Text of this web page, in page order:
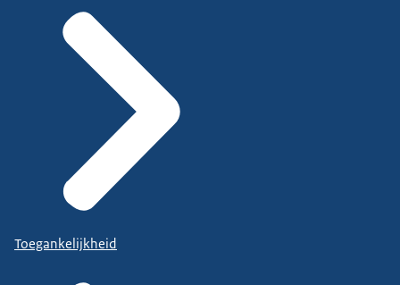
Toegankelijkheid